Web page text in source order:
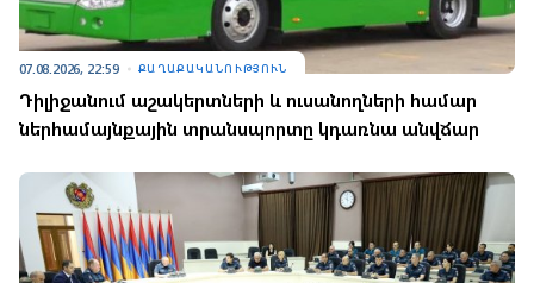
07.08.2026, 22:59 ՔԱՂԱՔԱԿԱՆՈՒԹՅՈՒՆ
Դիլիջանում աշակերտների և ուսանողների համար
ներհամայնքային տրանսպորտը կդառնա անվճար